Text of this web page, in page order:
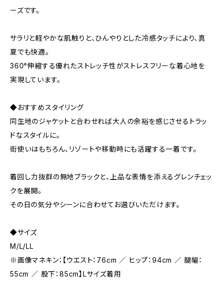
ーズです。
サラリと軽やかな肌触りと、ひんやりとした冷感タッチにより、真
夏でも快適。
360°伸縮する優れたストレッチ性がストレスフリーな着心地を
実現しています。
◆おすすめスタイリング
同生地のジャケットと合わせれば大人の余裕を感じさせるトラッ
ドなスタイルに。
街使いはもちろん、リゾートや移動時にも活躍する一着です。
着回し力抜群の無地ブラックと、上品な表情を添えるグレンチェッ
クを展開。
その日の気分やシーンに合わせてお選びいただけます。
◆サイズ
M/L/LL
※画像マネキン：【ウエスト：76cm ／ ヒップ：94cm ／ 腿幅：
55cm ／ 股下：85cm】Lサイズ着用